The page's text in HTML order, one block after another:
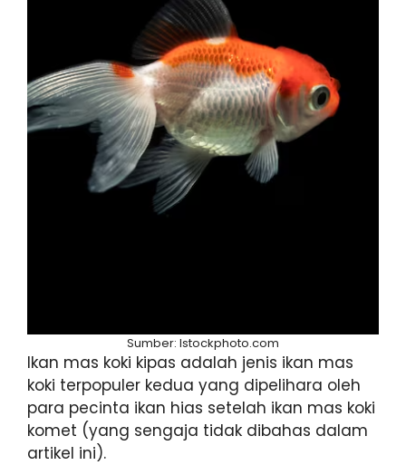
Sumber: Istockphoto.com
Ikan mas koki kipas adalah jenis ikan mas
koki terpopuler kedua yang dipelihara oleh
para pecinta ikan hias setelah ikan mas koki
komet (yang sengaja tidak dibahas dalam
artikel ini).